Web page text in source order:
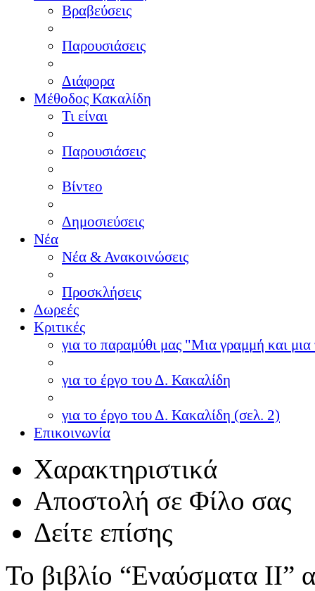
Βραβεύσεις
Παρουσιάσεις
Διάφορα
Μέθοδος Κακαλίδη
Τι είναι
Παρουσιάσεις
Βίντεο
Δημοσιεύσεις
Νέα
Νέα & Ανακοινώσεις
Προσκλήσεις
Δωρεές
Κριτικές
για το παραμύθι μας "Μια γραμμή και μια
για το έργο του Δ. Κακαλίδη
για το έργο του Δ. Κακαλίδη (σελ. 2)
Επικοινωνία
Χαρακτηριστικά
Αποστολή σε Φίλο σας
Δείτε επίσης
Το βιβλίο “Εναύσματα IΙ”